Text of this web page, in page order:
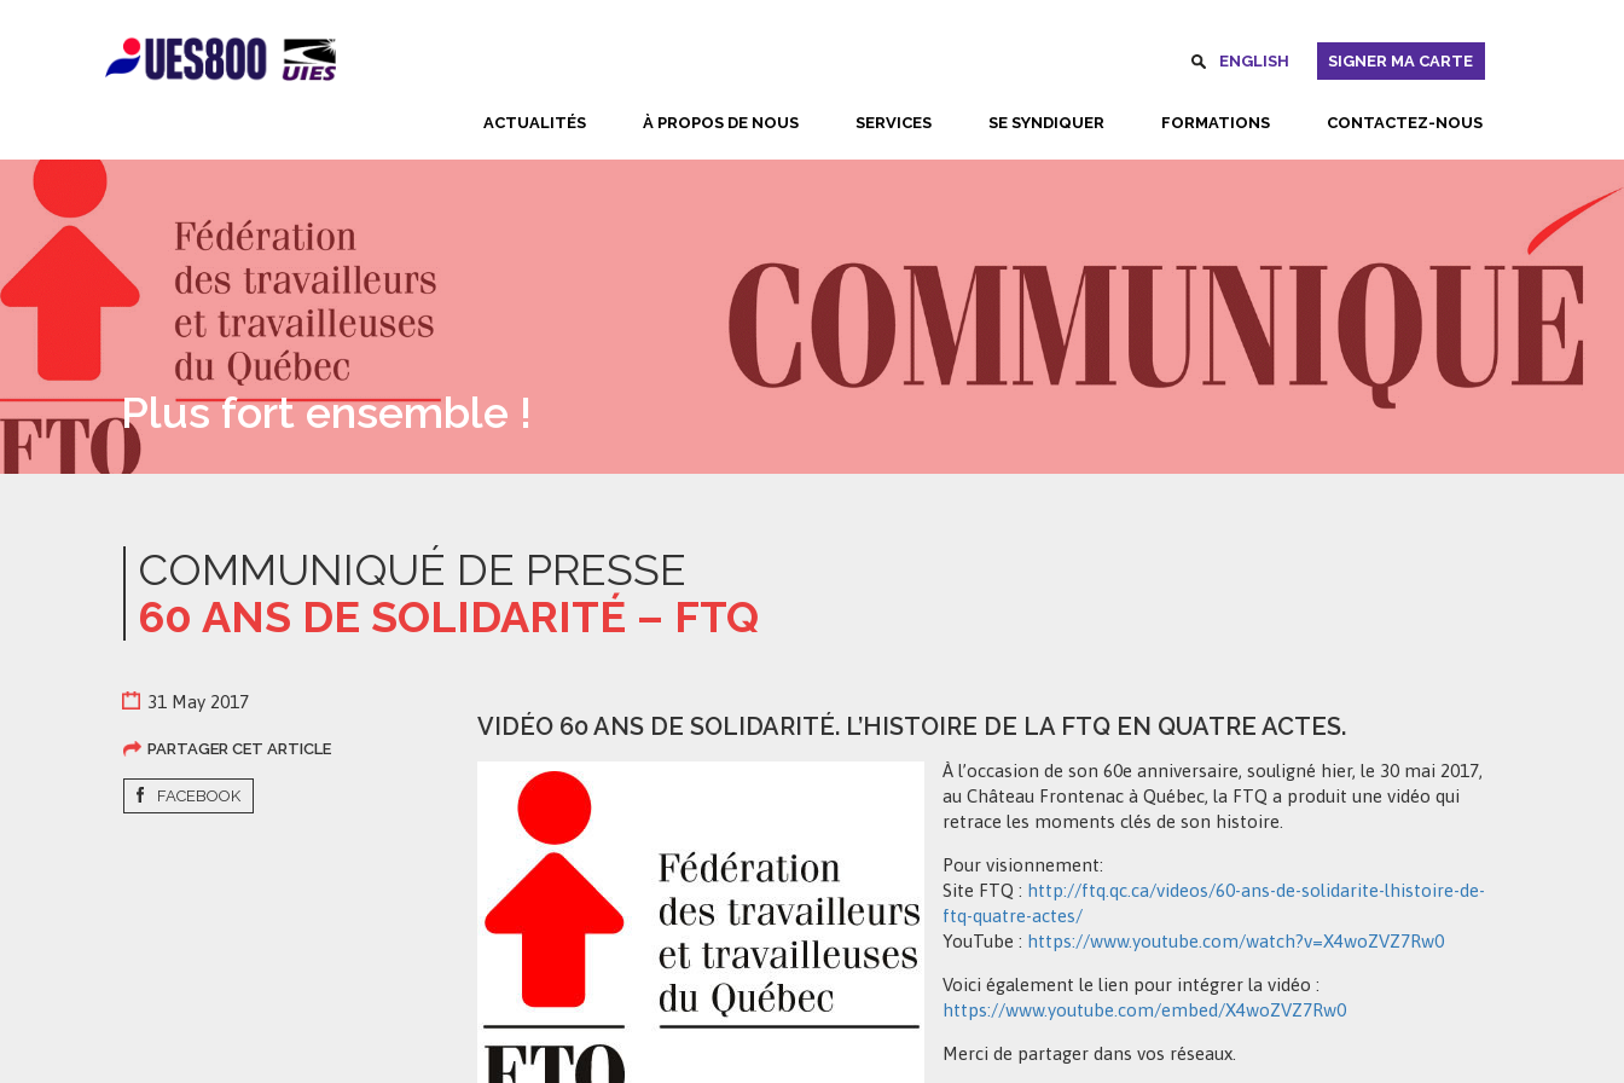
ENGLISH SIGNER MA CARTE
ACTUALITÉS À PROPOS DE NOUS SERVICES SE SYNDIQUER FORMATIONS CONTACTEZ-NOUS
Plus fort ensemble !
COMMUNIQUÉ DE PRESSE
60 ANS DE SOLIDARITÉ – FTQ
31 May 2017
PARTAGER CET ARTICLE
FACEBOOK
VIDÉO 60 ANS DE SOLIDARITÉ. L’HISTOIRE DE LA FTQ EN QUATRE ACTES.
À l’occasion de son 60e anniversaire, souligné hier, le 30 mai 2017,
au Château Frontenac à Québec, la FTQ a produit une vidéo qui
retrace les moments clés de son histoire.
Pour visionnement:
Site FTQ : http://ftq.qc.ca/videos/60-ans-de-solidarite-lhistoire-de-
ftq-quatre-actes/
YouTube : https://www.youtube.com/watch?v=X4woZVZ7Rw0
Voici également le lien pour intégrer la vidéo :
https://www.youtube.com/embed/X4woZVZ7Rw0
Merci de partager dans vos réseaux.